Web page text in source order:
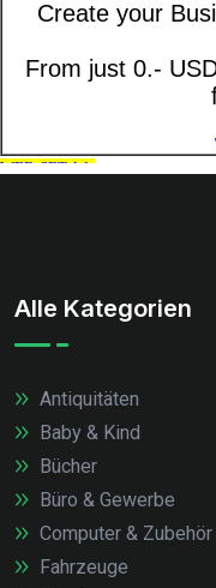
Alle Kategorien
Antiquitäten
Baby & Kind
Bücher
Büro & Gewerbe
Computer & Zubehör
Fahrzeuge